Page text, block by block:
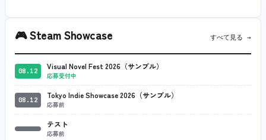
🎮Steam Showcase すべて見る →
08.12 Visual Novel Fest 2026（サンプル）
応募受付中
08.12 Tokyo Indie Showcase 2026（サンプル）
応募前
テスト
応募前